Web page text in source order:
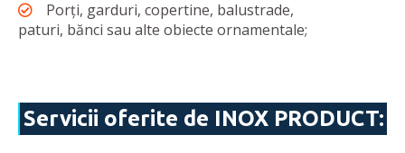
Porți, garduri, copertine, balustrade,
paturi, bănci sau alte obiecte ornamentale;
Servicii oferite de INOX PRODUCT: